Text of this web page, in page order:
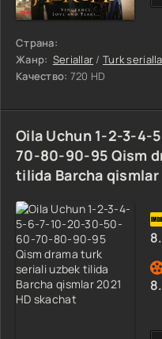
Страна:
Жанр: Seriallar /Turk
Качество: 720 HD
Oila Uchun 1-2-3-
70-80-90-95 Qism
tilida Barcha qismlar